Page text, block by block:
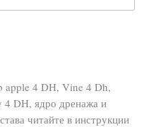
apple 4 DH, Vine 4 Dh,
DH, ядро дренажа и
читайте в инструкции